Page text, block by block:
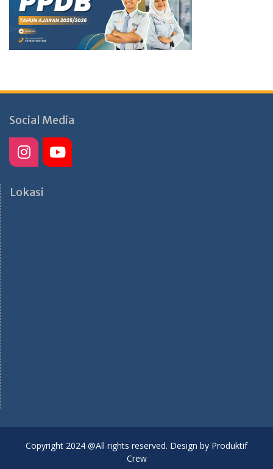
Social Media
Lokasi
Copyright 2024 @All rights reserved. Design by Produktif
Crew